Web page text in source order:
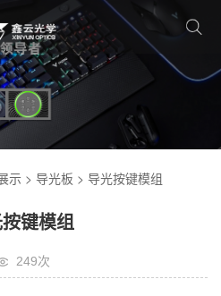
示 > 导光板 > 导光按键模组
键模组
249次